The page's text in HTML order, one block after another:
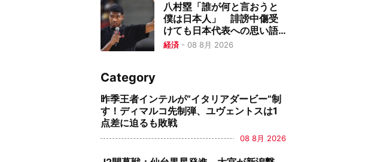
八村塁「誰が何と言おうと
僕は日本人」 誹謗中傷受
けても日本代表への思い語
る
経済 - 08 8月 2026
Category
昨季王者インテルが“イタリアダービー”制
す！ディマルコ先制弾、ユヴェントスは1
点差に迫るも敗戦
08 8月 2026